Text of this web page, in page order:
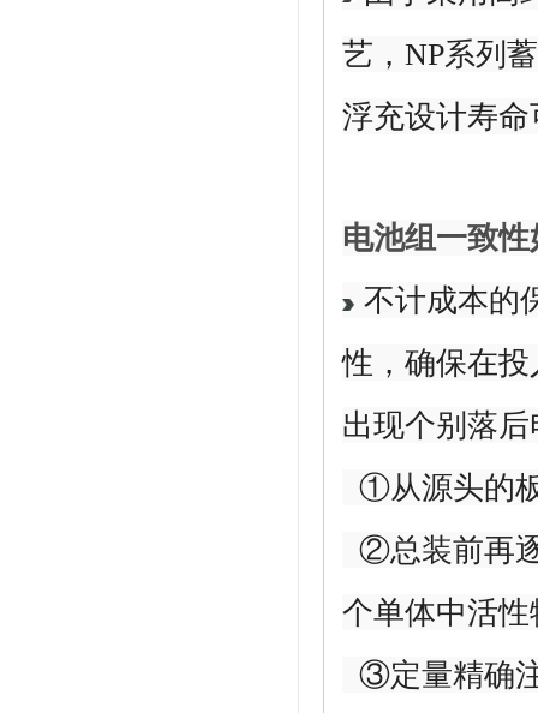
艺，NP系列
浮充设计寿命
电池组一致性
不计成本的
性，确保在
出现个别落
①从源头的
②总装前再
个单体中活
③定量精确